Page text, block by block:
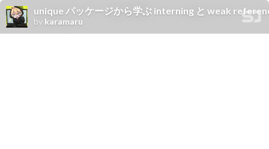
unique パッケージから学ぶ interning と weak
by karamaru